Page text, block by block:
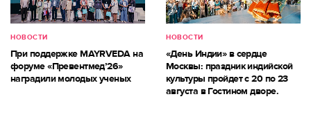
НОВОСТИ
При поддержке MAYRVEDA на
форуме «Превентмед’26»
наградили молодых ученых
НОВОСТИ
«День Индии» в сердце
Москвы: праздник индийской
культуры пройдет с 20 по 23
августа в Гостином дворе.